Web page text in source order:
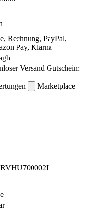
Rechnung, PayPal,
Pay, Klarna
Versand Gutschein:
Marketplace